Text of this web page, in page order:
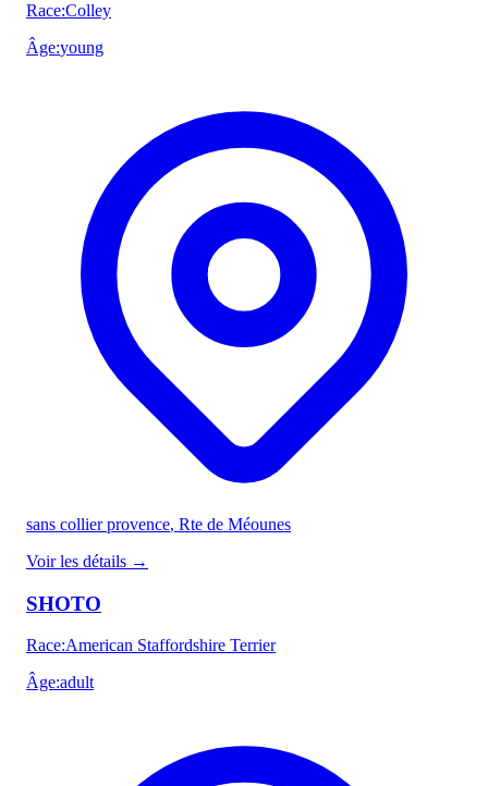
Race:Colley
Âge:young
sans collier provence, Rte de Méounes
Voir les détails →
SHOTO
Race:American Staffordshire Terrier
Âge:adult